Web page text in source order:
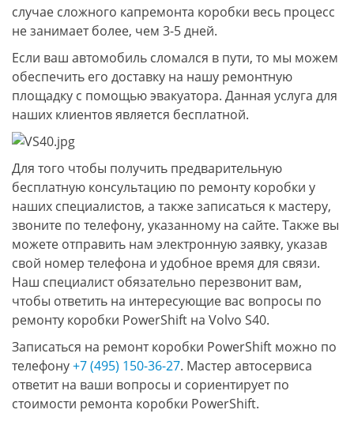
случае сложного капремонта коробки весь процесс
не занимает более, чем 3-5 дней.
Если ваш автомобиль сломался в пути, то мы можем
обеспечить его доставку на нашу ремонтную
площадку с помощью эвакуатора. Данная услуга для
наших клиентов является бесплатной.
Для того чтобы получить предварительную
бесплатную консультацию по ремонту коробки у
наших специалистов, а также записаться к мастеру,
звоните по телефону, указанному на сайте. Также вы
можете отправить нам электронную заявку, указав
свой номер телефона и удобное время для связи.
Наш специалист обязательно перезвонит вам,
чтобы ответить на интересующие вас вопросы по
ремонту коробки PowerShift на Volvo S40.
Записаться на ремонт коробки PowerShift можно по
телефону+7 (495) 150-36-27. Мастер автосервиса
ответит на ваши вопросы и сориентирует по
стоимости ремонта коробки PowerShift.